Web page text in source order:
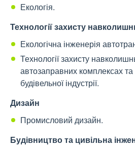
Екологія.
Технології захисту
Екологічна інженерія
Технології захисту
автозаправних комплексах
будівельної індустрії.
Дизайн
Промисловий дизайн.
Будівництво та цивільна